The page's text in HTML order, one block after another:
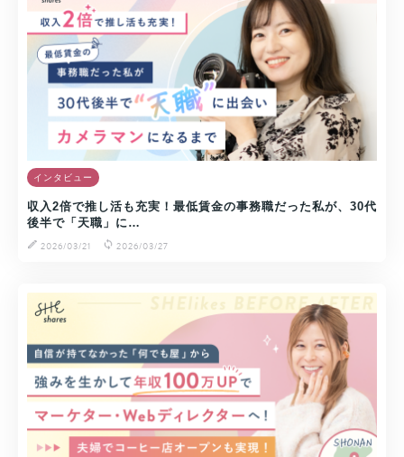
インタビュー
収入2倍で推し活も充実！最低賃金の事務職だった私が、30代
後半で「天職」に…
2026/03/21
2026/03/27